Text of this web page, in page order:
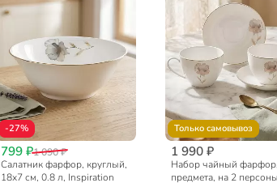
-27%
799 ₽1 090 ₽
Салатник фарфор, круглый,
18х7 см, 0.8 л, Inspiration
Только самовывоз
1 990 ₽
Набор чайный
предмета, на 2